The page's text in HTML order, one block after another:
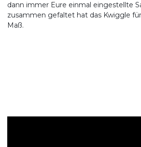
dann immer Eure einmal eingestellte
zusammen gefaltet hat das Kwiggle
Maß.